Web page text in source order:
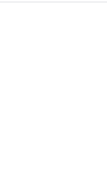
Svíta - 1 stórt tvíbreitt